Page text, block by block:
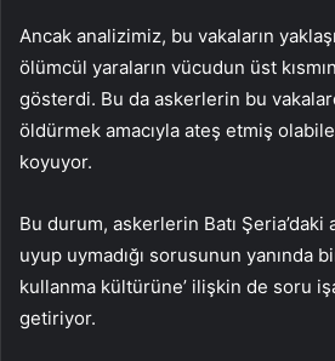
Ancak analizimiz, bu vakaların
ölümcül yaraların vücudun üst
gösterdi. Bu da askerlerin bu
öldürmek amacıyla ateş etmiş
koyuyor.
Bu durum, askerlerin Batı Şeria’daki
uyup uymadığı sorusunun yanında
kullanma kültürüne’ ilişkin de soru
getiriyor.